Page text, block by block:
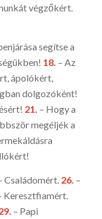
végző­kért.
segítse a
18. – Az
ápolókért,
dol­gozóként!
21. – Hogy a
megéljék a
Családomért. 26. –
Keresztfiamért.
– Papi